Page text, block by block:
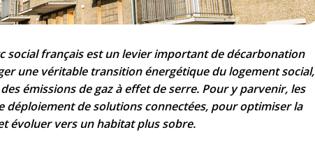
social français est un levier important de décarbonation
une véritable transition énergétique du logement social,
émissions de gaz à effet de serre. Pour y parvenir, les
déploiement de solutions connectées, pour optimiser la
évoluer vers un habitat plus sobre.